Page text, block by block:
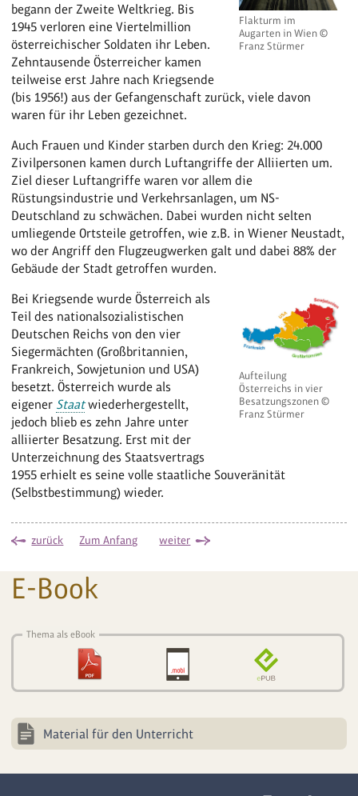
Flakturm im
Augarten in Wien ©
Franz Stürmer
begann der Zweite Weltkrieg. Bis
1945 verloren eine Viertelmillion
österreichischer Soldaten ihr Leben.
Zehntausende Österreicher kamen
teilweise erst Jahre nach Kriegsende
(bis 1956!) aus der Gefangenschaft zurück, viele davon
waren für ihr Leben gezeichnet.
Auch Frauen und Kinder starben durch den Krieg: 24.000
Zivilpersonen kamen durch Luftangriffe der Alliierten um.
Ziel dieser Luftangriffe waren vor allem die
Rüstungsindustrie und Verkehrsanlagen, um NS-
Deutschland zu schwächen. Dabei wurden nicht selten
umliegende Ortsteile getroffen, wie z.B. in Wiener Neustadt,
wo der Angriff den Flugzeugwerken galt und dabei 88% der
Gebäude der Stadt getroffen wurden.
Aufteilung
Österreichs in vier
Besatzungszonen ©
Franz Stürmer
Bei Kriegsende wurde Österreich als
Teil des nationalsozialistischen
Deutschen Reichs von den vier
Siegermächten (Großbritannien,
Frankreich, Sowjetunion und USA)
besetzt. Österreich wurde als
eigener Staatwiederhergestellt,
jedoch blieb es zehn Jahre unter
alliierter Besatzung. Erst mit der
Unterzeichnung des Staatsvertrags
1955 erhielt es seine volle staatliche Souveränität
(Selbstbestimmung) wieder.
zurück Zum Anfang weiter
E-Book
Thema als eBook
Material für den Unterricht